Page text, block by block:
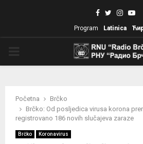
Facebook
Twitter
Program Latinica
Početna
Brčko
Brčko: Od posljedica virusa korona
registrovano 186 novih slučajeva zaraze
Brčko Koronavirus